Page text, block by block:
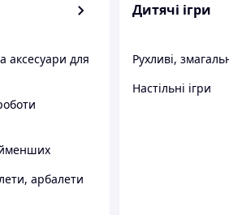
аксесуари для
арбалети
Дитячі ігри
Рухливі,
Настільні ігри